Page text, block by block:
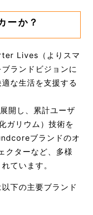
ーか？
Lives（よりスマ
ランドビジョンに
な生活を支援する
開し、累計ユーザ
ガリウム）技術を
ブランドのオ
クターなど、多様
ています。
下の主要ブランド